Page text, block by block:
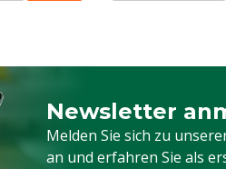
Newsletter
Melden Sie sich zu
an und erfahren Sie als
Melden Sie sich für